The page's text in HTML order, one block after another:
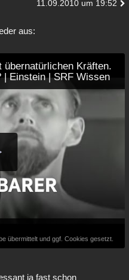
11.09.2010 um 19:52
aus:
übernatürlichen Kräften.
| Einstein | SRF Wissen
übermittelt und ggf. Cookies gesetzt.
ja fast schon